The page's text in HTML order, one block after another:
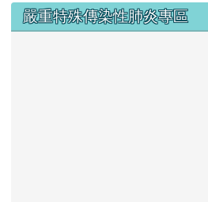
嚴重特殊傳染性肺炎專區